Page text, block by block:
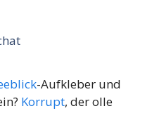
-Aufkleber und
Korrupt, der olle